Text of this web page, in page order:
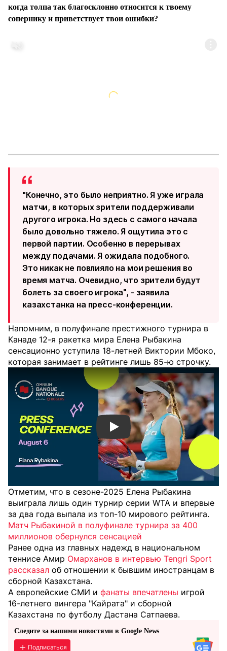
когда толпа так благосклонно относится к твоему
сопернику и приветствует твои ошибки?
"Конечно, это было неприятно. Я уже играла
матчи, в которых зрители поддерживали
другого игрока. Но здесь с самого начала
было довольно тяжело. Я ощутила это с
первой партии. Особенно в перерывах
между подачами. Я ожидала подобного.
Это никак не повлияло на мои решения во
время матча. Очевидно, что зрители будут
болеть за своего игрока", - заявила
казахстанка на пресс-конференции.
Напомним, в полуфинале престижного турнира в
Канаде 12-я ракетка мира Елена Рыбакина
сенсационно уступила 18-летней Виктории Мбоко,
которая занимает в рейтинге лишь 85-ю строчку.
Смотреть видео YouTube
Отметим, что в сезоне-2025 Елена Рыбакина
выиграла лишь один турнир серии WTA и впервые
за два года выпала из топ-10 мирового рейтинга.
Матч Рыбакиной в полуфинале турнира за 400
миллионов обернулся сенсацией
Ранее одна из главных надежд в национальном
теннисе Амир Омарханов в интервью Tengri Sport
рассказал об отношении к бывшим иностранцам в
сборной Казахстана.
А европейские СМИ и фанаты впечатлены игрой
16-летнего вингера "Кайрата" и сборной
Казахстана по футболу Дастана Сатпаева.
Следите за нашими новостями в Google News
Подписаться